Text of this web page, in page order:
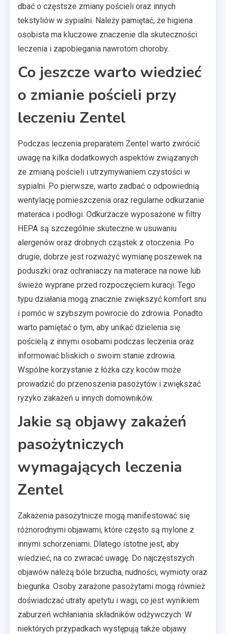
dbać o częstsze zmiany pościeli oraz innych
tekstyliów w sypialni. Należy pamiętać, że higiena
osobista ma kluczowe znaczenie dla skuteczności
leczenia i zapobiegania nawrotom choroby.
Co jeszcze warto wiedzieć
o zmianie pościeli przy
leczeniu Zentel
Podczas leczenia preparatem Zentel warto zwrócić
uwagę na kilka dodatkowych aspektów związanych
ze zmianą pościeli i utrzymywaniem czystości w
sypialni. Po pierwsze, warto zadbać o odpowiednią
wentylację pomieszczenia oraz regularne odkurzanie
materaca i podłogi. Odkurzacze wyposażone w filtry
HEPA są szczególnie skuteczne w usuwaniu
alergenów oraz drobnych cząstek z otoczenia. Po
drugie, dobrze jest rozważyć wymianę poszewek na
poduszki oraz ochraniaczy na materace na nowe lub
świeżo wyprane przed rozpoczęciem kuracji. Tego
typu działania mogą znacznie zwiększyć komfort snu
i pomóc w szybszym powrocie do zdrowia. Ponadto
warto pamiętać o tym, aby unikać dzielenia się
pościelą z innymi osobami podczas leczenia oraz
informować bliskich o swoim stanie zdrowia.
Wspólne korzystanie z łóżka czy koców może
prowadzić do przenoszenia pasożytów i zwiększać
ryzyko zakażeń u innych domowników.
Jakie są objawy zakażeń
pasożytniczych
wymagających leczenia
Zentel
Zakażenia pasożytnicze mogą manifestować się
różnorodnymi objawami, które często są mylone z
innymi schorzeniami. Dlatego istotne jest, aby
wiedzieć, na co zwracać uwagę. Do najczęstszych
objawów należą bóle brzucha, nudności, wymioty oraz
biegunka. Osoby zarażone pasożytami mogą również
doświadczać utraty apetytu i wagi, co jest wynikiem
zaburzeń wchłaniania składników odżywczych. W
niektórych przypadkach występują także objawy